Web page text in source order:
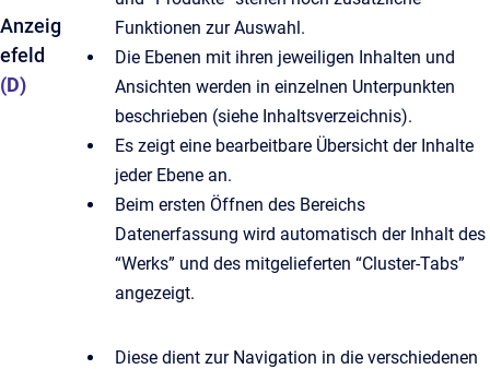
Anzeig
efeld
(D)
Funktionen zur Auswahl.
Die Ebenen mit ihren jeweiligen Inhalten und
Ansichten werden in einzelnen Unterpunkten
beschrieben (siehe Inhaltsverzeichnis).
Es zeigt eine bearbeitbare Übersicht der Inhalte
jeder Ebene an.
Beim ersten Öffnen des Bereichs
Datenerfassung wird automatisch der Inhalt des
“Werks” und des mitgelieferten “Cluster-Tabs”
angezeigt.
Diese dient zur Navigation in die verschiedenen